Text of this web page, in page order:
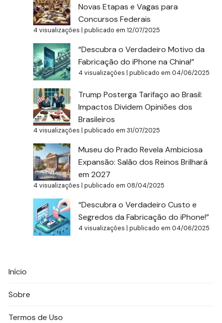
Novas Etapas e Vagas para
Concursos Federais
4 visualizações |publicado em 12/07/2025
“Descubra o Verdadeiro Motivo da
Fabricação do iPhone na China!”
4 visualizações |publicado em 04/06/2025
Trump Posterga Tarifaço ao Brasil:
Impactos Dividem Opiniões dos
Brasileiros
4 visualizações |publicado em 31/07/2025
Museu do Prado Revela Ambiciosa
Expansão: Salão dos Reinos Brilhará
em 2027
4 visualizações |publicado em 08/04/2025
“Descubra o Verdadeiro Custo e
Segredos da Fabricação do iPhone!”
4 visualizações |publicado em 04/06/2025
Início
Sobre
Termos de Uso